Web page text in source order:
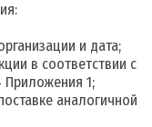
и дата;
в соответствии с
Приложения 1;
аналогичной